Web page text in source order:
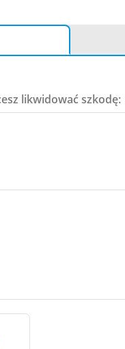
likwidować szkodę: